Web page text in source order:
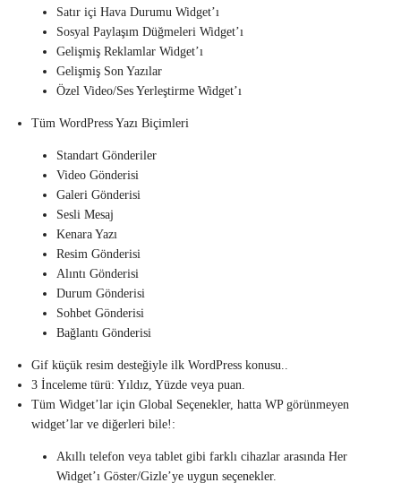
Satır içi Hava Durumu Widget’ı
Sosyal Paylaşım Düğmeleri Widget’ı
Gelişmiş Reklamlar Widget’ı
Gelişmiş Son Yazılar
Özel Video/Ses Yerleştirme Widget’ı
Tüm WordPress Yazı Biçimleri
Standart Gönderiler
Video Gönderisi
Galeri Gönderisi
Sesli Mesaj
Kenara Yazı
Resim Gönderisi
Alıntı Gönderisi
Durum Gönderisi
Sohbet Gönderisi
Bağlantı Gönderisi
Gif küçük resim desteğiyle ilk WordPress konusu..
3 İnceleme türü: Yıldız, Yüzde veya puan.
Tüm Widget’lar için Global Seçenekler, hatta WP görünmeyen
widget’lar ve diğerleri bile!:
Akıllı telefon veya tablet gibi farklı cihazlar arasında Her
Widget’ı Göster/Gizle’ye uygun seçenekler.